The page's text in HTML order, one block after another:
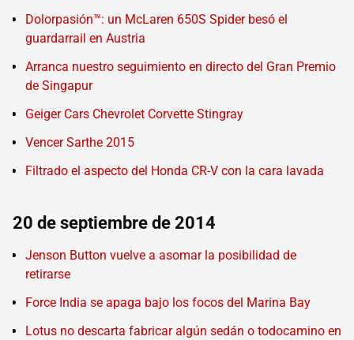
Dolorpasión™: un McLaren 650S Spider besó el
guardarrail en Austria
Arranca nuestro seguimiento en directo del Gran Premio
de Singapur
Geiger Cars Chevrolet Corvette Stingray
Vencer Sarthe 2015
Filtrado el aspecto del Honda CR-V con la cara lavada
20 de septiembre de 2014
Jenson Button vuelve a asomar la posibilidad de
retirarse
Force India se apaga bajo los focos del Marina Bay
Lotus no descarta fabricar algún sedán o todocamino en